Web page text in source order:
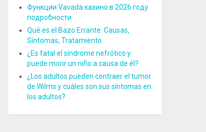
Функции Vavada казино в 2026 году
подробности
Qué es el Bazo Errante: Causas,
Síntomas, Tratamiento
¿Es fatal el síndrome nefrótico y
puede morir un niño a causa de él?
¿Los adultos pueden contraer el tumor
de Wilms y cuáles son sus síntomas en
los adultos?